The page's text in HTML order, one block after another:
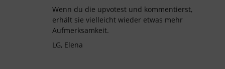
Wenn du die upvotest und kommentierst,
erhält sie vielleicht wieder etwas mehr
Aufmerksamkeit.
LG, Elena